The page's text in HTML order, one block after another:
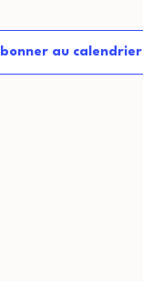
au calendrier